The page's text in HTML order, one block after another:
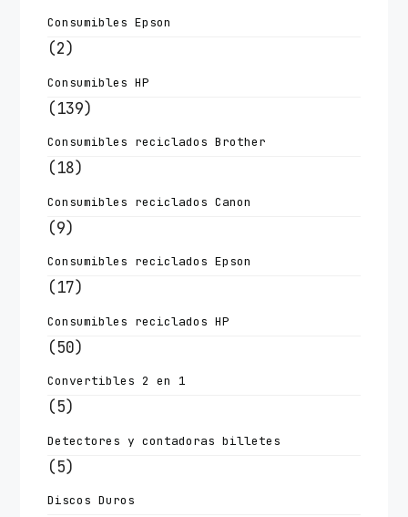
Consumibles Epson
(2)
Consumibles HP
(139)
Consumibles reciclados Brother
(18)
Consumibles reciclados Canon
(9)
Consumibles reciclados Epson
(17)
Consumibles reciclados HP
(50)
Convertibles 2 en 1
(5)
Detectores y contadoras billetes
(5)
Discos Duros